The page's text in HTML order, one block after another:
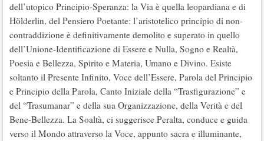
dell’utopico Principio-Speranza: la Via è quella leopardiana e di
Hölderlin, del Pensiero Poetante: l’aristotelico principio di non-
contraddizione è definitivamente demolito e superato in quello
dell’Unione-Identificazione di Essere e Nulla, Sogno e Realtà,
Poesia e Bellezza, Spirito e Materia, Umano e Divino. Esiste
soltanto il Presente Infinito, Voce dell’Essere, Parola del Principio
e Principio della Parola, Canto Iniziale della “Trasfigurazione” e
del “Trasumanar” e della sua Organizzazione, della Verità e del
Bene-Bellezza. La Soaltà, ci suggerisce Peralta, conduce e guida
verso il Mondo attraverso la Voce, appunto sacra e illuminante,